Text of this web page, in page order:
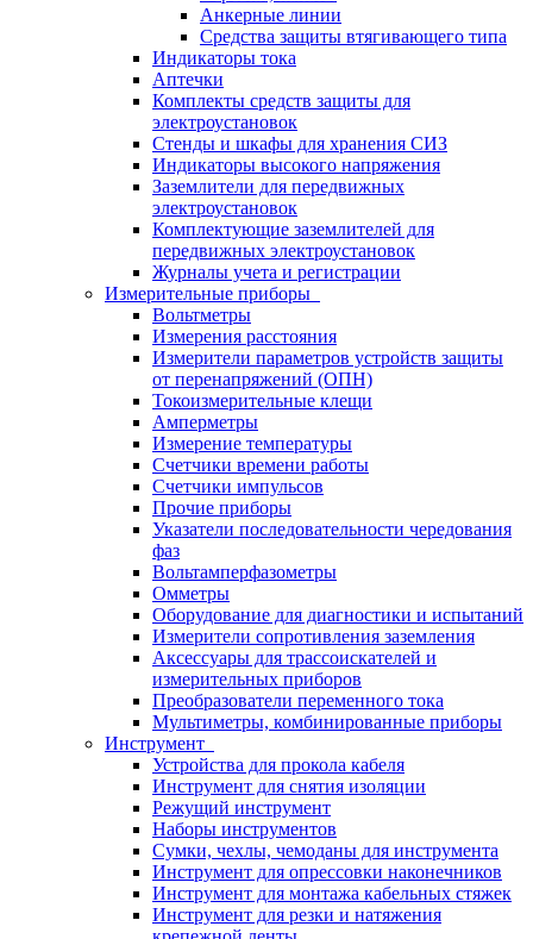
Анкерные линии
Средства защиты втягивающего типа
Индикаторы тока
Аптечки
Комплекты средств защиты для
электроустановок
Стенды и шкафы для хранения СИЗ
Индикаторы высокого напряжения
Заземлители для передвижных
электроустановок
Комплектующие заземлителей для
передвижных электроустановок
Журналы учета и регистрации
Измерительные приборы
Вольтметры
Измерения расстояния
Измерители параметров устройств защиты
от перенапряжений (ОПН)
Токоизмерительные клещи
Амперметры
Измерение температуры
Счетчики времени работы
Счетчики импульсов
Прочие приборы
Указатели последовательности чередования
фаз
Вольтамперфазометры
Омметры
Оборудование для диагностики и испытаний
Измерители сопротивления заземления
Аксессуары для трассоискателей и
измерительных приборов
Преобразователи переменного тока
Мультиметры, комбинированные приборы
Инструмент
Устройства для прокола кабеля
Инструмент для снятия изоляции
Режущий инструмент
Наборы инструментов
Сумки, чехлы, чемоданы для инструмента
Инструмент для опрессовки наконечников
Инструмент для монтажа кабельных стяжек
Инструмент для резки и натяжения